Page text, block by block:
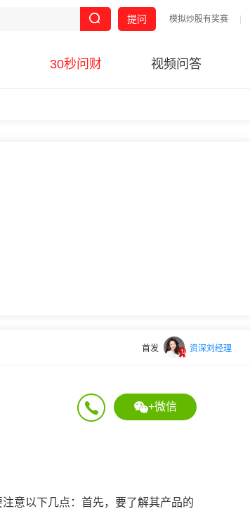
模拟炒股有奖赛
提问
30秒问财 视频问答
首发 资深刘经理
+微信
意以下几点：首先，要了解其产品的